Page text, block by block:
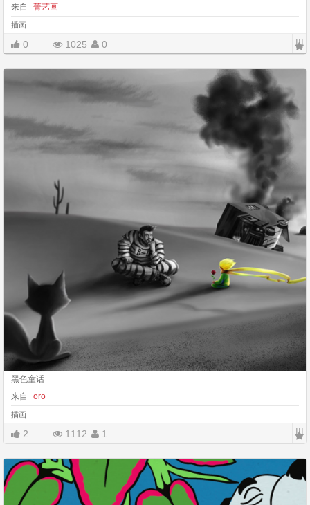
来自 菁艺画
插画
0 1025 0 |||
黑色童话
来自
oro
插画
2 1112 1 |||